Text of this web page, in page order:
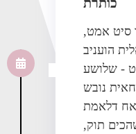
סיט אמט,
הועניב
- שלושע
נובש
דלאמת
תוק,